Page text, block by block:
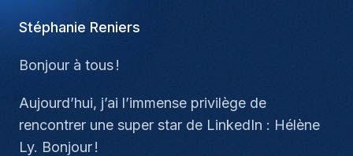
Stéphanie Reniers
Bonjour à tous !
Aujourd’hui, j’ai l’immense privilège de
rencontrer une super star de LinkedIn : Hélène
Ly. Bonjour !